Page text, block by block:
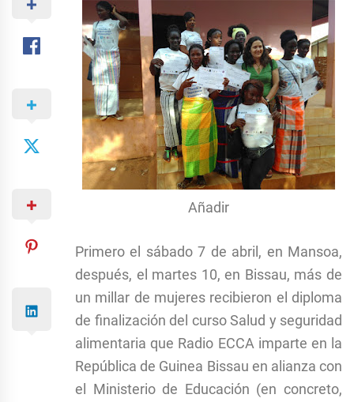
Añadir
Primero el sábado 7 de abril, en Mansoa,
después, el martes 10, en Bissau, más de
un millar de mujeres recibieron el diploma
de finalización del curso Salud y seguridad
alimentaria que Radio ECCA imparte en la
República de Guinea Bissau en alianza con
el Ministerio de Educación (en concreto,